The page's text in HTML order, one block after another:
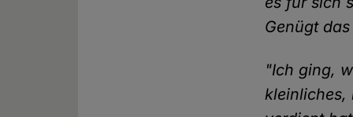
Genügt
"Ich ging,
kleinliches,